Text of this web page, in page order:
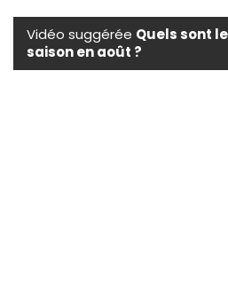
Vidéo suggérée Quels sont
saison en août ?